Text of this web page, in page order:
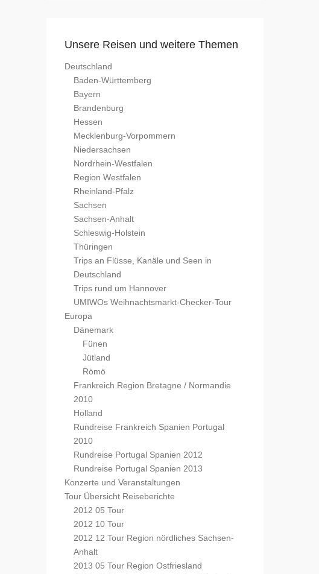
Unsere Reisen und weitere Themen
Deutschland
Baden-Württemberg
Bayern
Brandenburg
Hessen
Mecklenburg-Vorpommern
Niedersachsen
Nordrhein-Westfalen
Region Westfalen
Rheinland-Pfalz
Sachsen
Sachsen-Anhalt
Schleswig-Holstein
Thüringen
Trips an Flüsse, Kanäle und Seen in
Deutschland
Trips rund um Hannover
UMIWOs Weihnachtsmarkt-Checker-Tour
Europa
Dänemark
Fünen
Jütland
Römö
Frankreich Region Bretagne / Normandie
2010
Holland
Rundreise Frankreich Spanien Portugal
2010
Rundreise Portugal Spanien 2012
Rundreise Portugal Spanien 2013
Konzerte und Veranstaltungen
Tour Übersicht Reiseberichte
2012 05 Tour
2012 10 Tour
2012 12 Tour Region nördliches Sachsen-
Anhalt
2013 05 Tour Region Ostfriesland